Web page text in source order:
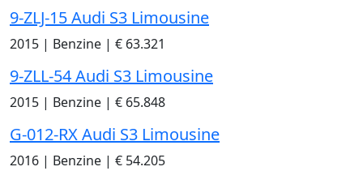
9-ZLJ-15 Audi S3 Limousine
2015 | Benzine | € 63.321
9-ZLL-54 Audi S3 Limousine
2015 | Benzine | € 65.848
G-012-RX Audi S3 Limousine
2016 | Benzine | € 54.205